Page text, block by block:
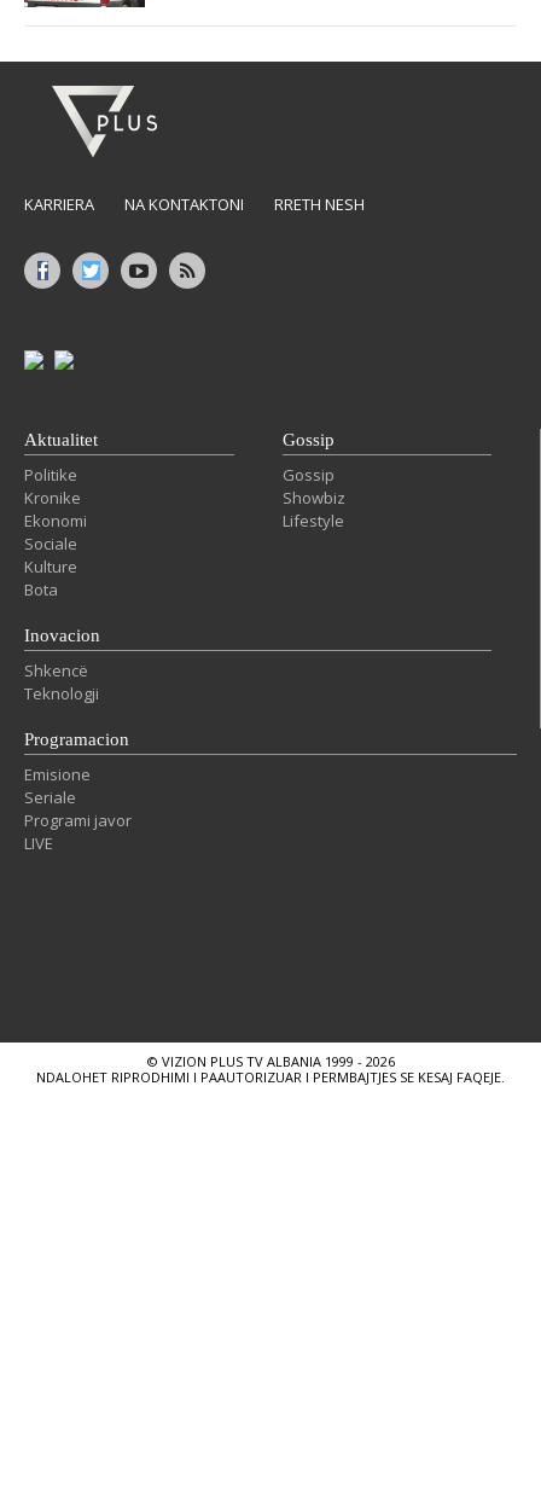
KARRIERA NA KONTAKTONI RRETH NESH
Aktualitet
Politike
Kronike
Ekonomi
Sociale
Kulture
Bota
Gossip
Gossip
Showbiz
Lifestyle
Inovacion
Shkencë
Teknologji
Programacion
Emisione
Seriale
Programi javor
LIVE
© VIZION PLUS TV ALBANIA 1999 - 2026
NDALOHET RIPRODHIMI I PAAUTORIZUAR I PERMBAJTJES SE KESAJ FAQEJE.